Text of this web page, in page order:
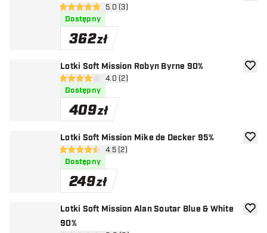
otwórz panel recenzji
5 gwiazdki oceny5.0 (3)
Dostępny
362zł
Lotki Soft Mission Robyn Byrne 90%
otwórz panel recenzji
4 gwiazdki oceny4.0 (2)
Dostępny
409zł
Lotki Soft Mission Mike de Decker 95%
otwórz panel recenzji
4.5 gwiazdki oceny
4.5 (2)
Dostępny
249zł
Lotki Soft Mission Alan Soutar Blue & White
90%